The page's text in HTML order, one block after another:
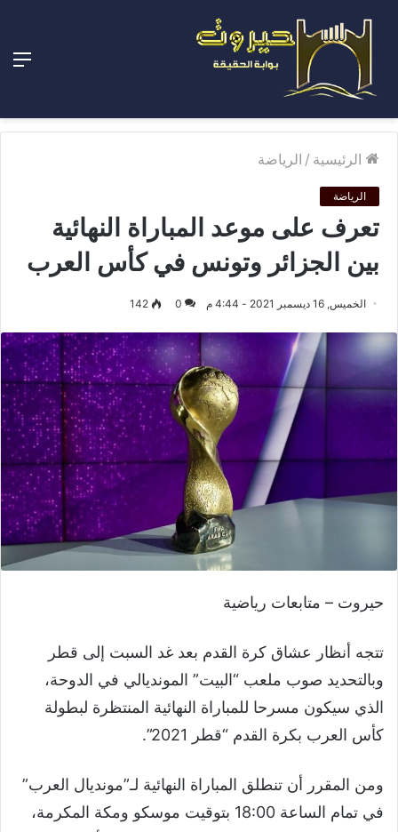
الرئيسية / الرياضة
الرياضة
تعرف على موعد المباراة النهائية
بين الجزائر وتونس في كأس العرب
الخميس, 16 ديسمبر 2021 - 4:44 م 0
142
حيروت – متابعات رياضية
تتجه أنظار عشاق كرة القدم بعد غد السبت إلى قطر
وبالتحديد صوب ملعب “البيت” المونديالي في الدوحة،
الذي سيكون مسرحا للمباراة النهائية المنتظرة لبطولة
كأس العرب بكرة القدم “قطر 2021”.
ومن المقرر أن تنطلق المباراة النهائية لـ”مونديال العرب”
في تمام الساعة 18:00 بتوقيت موسكو ومكة المكرمة،